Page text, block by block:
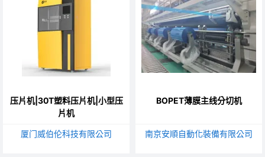
压片机|30T塑料压片机|小型压
片机
厦门威伯伦科技有限公司
BOPET薄膜主线分切机
南京安順自動化裝備有限公司